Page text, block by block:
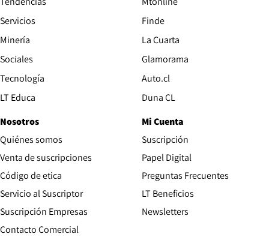
Servicios
Minería
Sociales
Tecnología
LT Educa
Finde
La Cuarta
Glamorama
Auto.clOpens in new window
Duna CLOpens in new window
Nosotros
Quiénes somos
Venta de suscripciones
Código de etica Opens in new window
Servicio al Suscriptor
Suscripción Empresas
Contacto ComercialOpens in new window
Mi Cuenta
Suscripción
Papel DigitalOpens in new
Preguntas Frecuentes
LT Beneficios
Newsletters